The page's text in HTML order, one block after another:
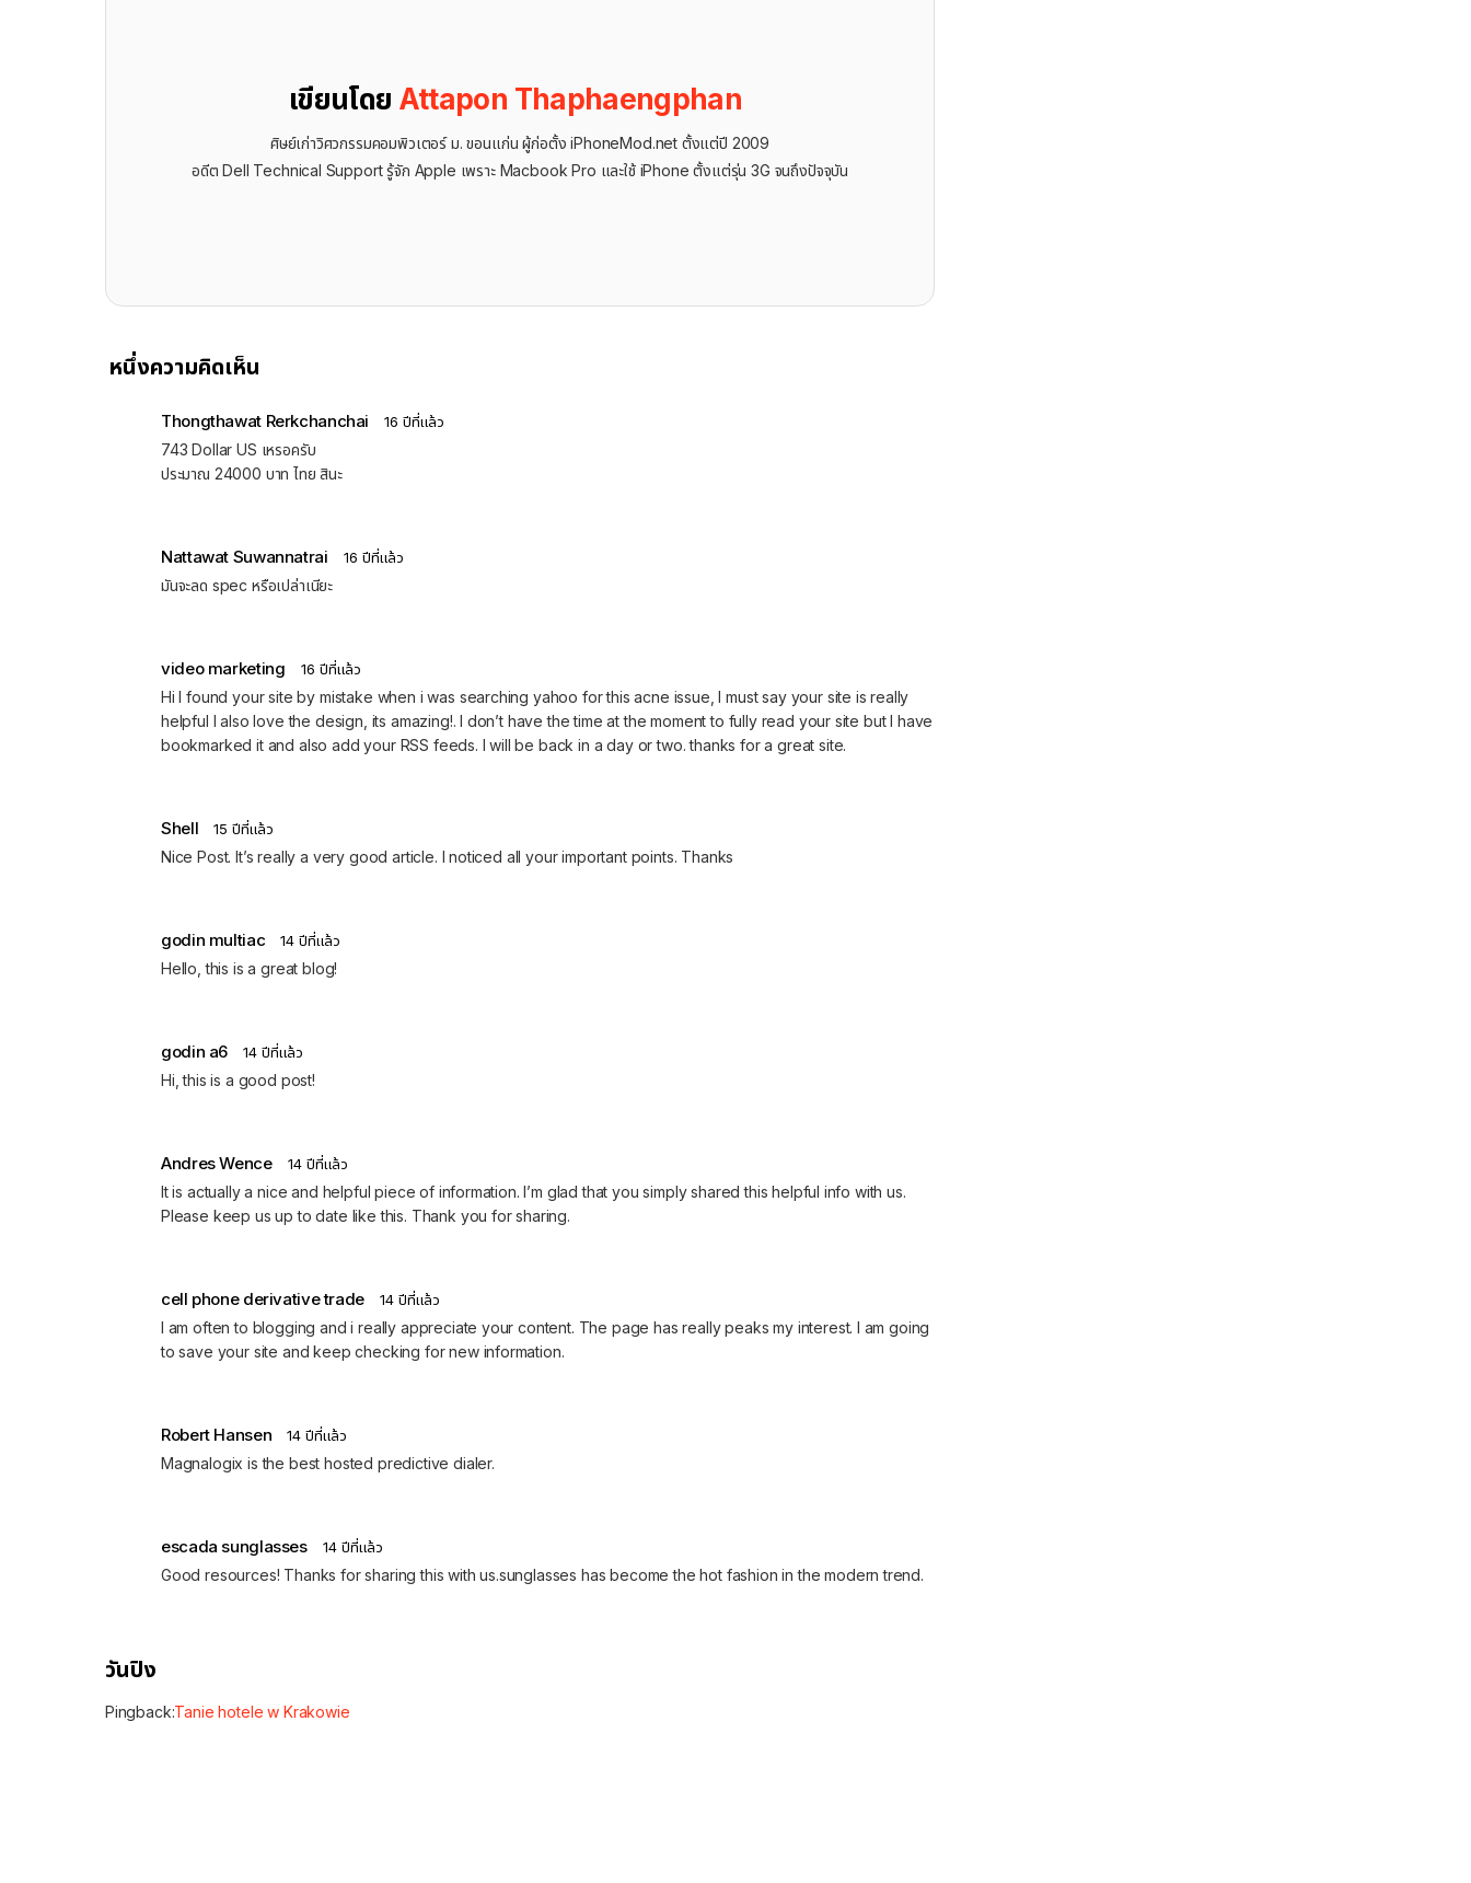
เขียนโดย Attapon Thaphaengphan
ศิษย์เก่าวิศวกรรมคอมพิวเตอร์ ม. ขอนแก่น ผู้ก่อตั้ง iPhoneMod.net ตั้งแต่ปี 2009
อดีต Dell Technical Support รู้จัก ​Apple เพราะ Macbook Pro และใช้ iPhone ตั้งแต่รุ่น 3G จนถึงปัจจุบัน
หนึ่งความคิดเห็น
Thongthawat Rerkchanchai 16 ปีที่แล้ว
743 Dollar US เหรอครับ
ประมาณ 24000 บาท ไทย สินะ
Nattawat Suwannatrai 16 ปีที่แล้ว
มันจะลด spec หรือเปล่าเนียะ
video marketing 16 ปีที่แล้ว
Hi I found your site by mistake when i was searching yahoo for this acne issue, I must say your site is really
helpful I also love the design, its amazing!. I don’t have the time at the moment to fully read your site but I have
bookmarked it and also add your RSS feeds. I will be back in a day or two. thanks for a great site.
Shell 15 ปีที่แล้ว
Nice Post. It’s really a very good article. I noticed all your important points. Thanks
godin multiac 14 ปีที่แล้ว
Hello, this is a great blog!
godin a6 14 ปีที่แล้ว
Hi, this is a good post!
Andres Wence 14 ปีที่แล้ว
It is actually a nice and helpful piece of information. I’m glad that you simply shared this helpful info with us.
Please keep us up to date like this. Thank you for sharing.
cell phone derivative trade 14 ปีที่แล้ว
I am often to blogging and i really appreciate your content. The page has really peaks my interest. I am going
to save your site and keep checking for new information.
Robert Hansen 14 ปีที่แล้ว
Magnalogix is the best hosted predictive dialer.
escada sunglasses 14 ปีที่แล้ว
Good resources! Thanks for sharing this with us.sunglasses has become the hot fashion in the modern trend.
วันปิง
Pingback:Tanie hotele w Krakowie